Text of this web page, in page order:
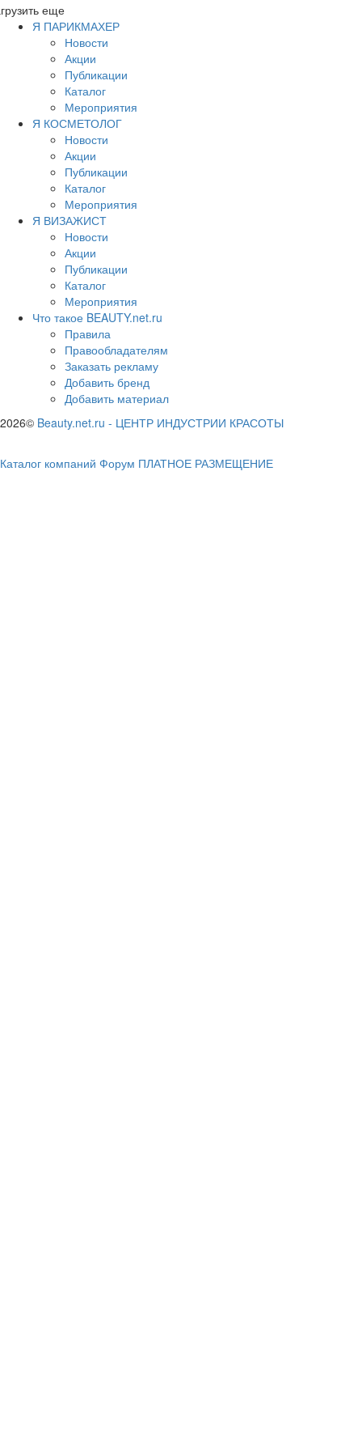
еще
Я ПАРИКМАХЕР
Новости
Акции
Публикации
Каталог
Мероприятия
Я КОСМЕТОЛОГ
Новости
Акции
Публикации
Каталог
Мероприятия
Я ВИЗАЖИСТ
Новости
Акции
Публикации
Каталог
Мероприятия
Что такое BEAUTY.net.ru
Правила
Правообладателям
Заказать рекламу
Добавить бренд
Добавить материал
2026© Beauty.net.ru - ЦЕНТР ИНДУСТРИИ КРАСОТЫ
Каталог компаний Форум ПЛАТНОЕ РАЗМЕЩЕНИЕ